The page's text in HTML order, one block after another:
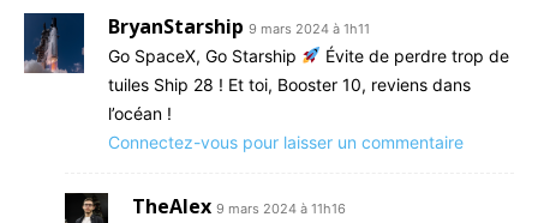
BryanStarship 9 mars 2024 à 1h11
Go SpaceX, Go Starship
Évite de perdre trop de
tuiles Ship 28 ! Et toi, Booster 10, reviens dans
l’océan !
Connectez-vous pour laisser un commentaire
TheAlex 9 mars 2024 à 11h16